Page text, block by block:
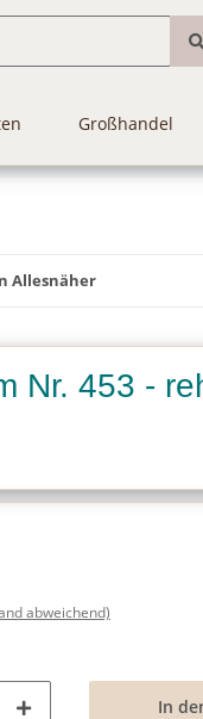
Großhandel
Allesnäher
Nr. 453 -
abweichend)
In